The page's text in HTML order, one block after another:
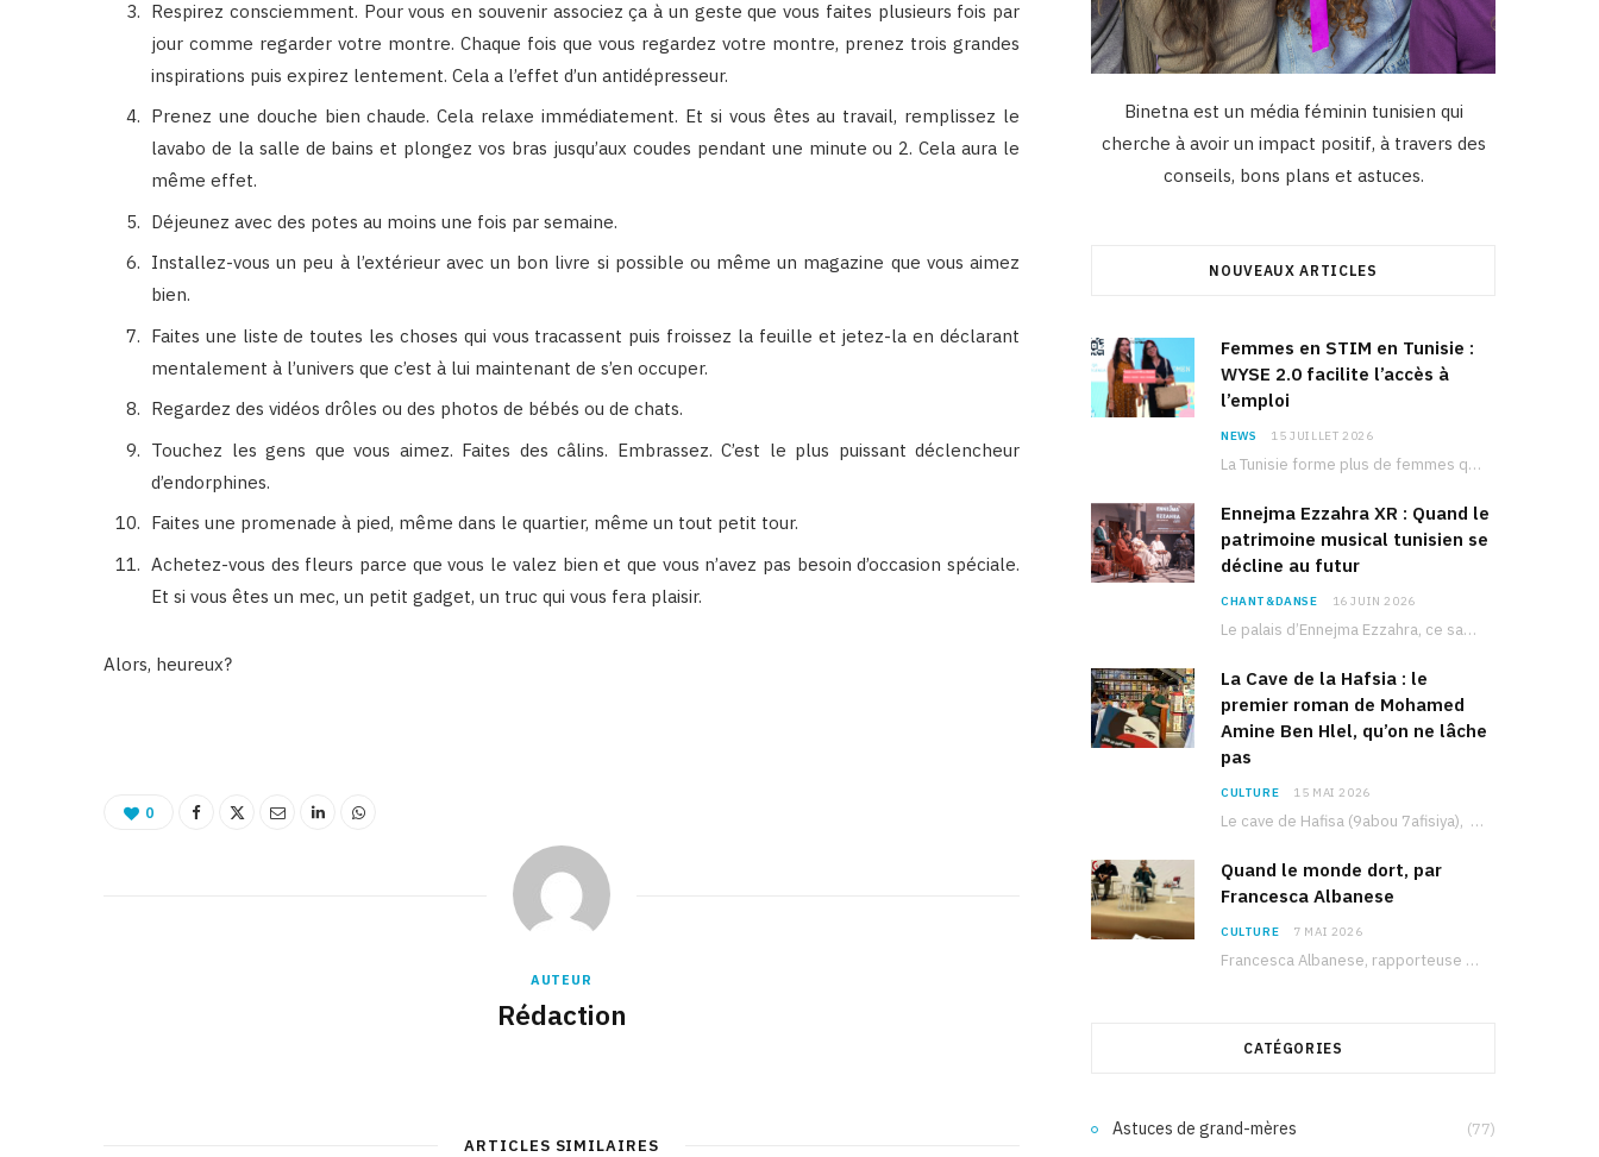
Respirez consciemment. Pour vous en souvenir associez ça à un geste que vous faites plusieurs fois par
jour comme regarder votre montre. Chaque fois que vous regardez votre montre, prenez trois grandes
inspirations puis expirez lentement. Cela a l’effet d’un antidépresseur.
Prenez une douche bien chaude. Cela relaxe immédiatement. Et si vous êtes au travail, remplissez le
lavabo de la salle de bains et plongez vos bras jusqu’aux coudes pendant une minute ou 2. Cela aura le
même effet.
Déjeunez avec des potes au moins une fois par semaine.
Installez-vous un peu à l’extérieur avec un bon livre si possible ou même un magazine que vous aimez
bien.
Faites une liste de toutes les choses qui vous tracassent puis froissez la feuille et jetez-la en déclarant
mentalement à l’univers que c’est à lui maintenant de s’en occuper.
Regardez des vidéos drôles ou des photos de bébés ou de chats.
Touchez les gens que vous aimez. Faites des câlins. Embrassez. C’est le plus puissant déclencheur
d’endorphines.
Faites une promenade à pied, même dans le quartier, même un tout petit tour.
Achetez-vous des fleurs parce que vous le valez bien et que vous n’avez pas besoin d’occasion spéciale.
Et si vous êtes un mec, un petit gadget, un truc qui vous fera plaisir.
Alors, heureux?
0
AUTEUR
Rédaction
ARTICLES SIMILAIRES
Binetna est un média féminin tunisien qui
cherche à avoir un impact positif, à travers des
conseils, bons plans et astuces.
NOUVEAUX ARTICLES
Femmes en STIM en Tunisie :
WYSE 2.0 facilite l’accès à
l’emploi
NEWS 15 JUILLET 2026
La Tunisie forme plus de femmes que d’hommes dans les filières scientifiques. Pourtant, pour beaucoup…
Ennejma Ezzahra XR : Quand le
patrimoine musical tunisien se
décline au futur
CHANT&DANSE 16 JUIN 2026
Le palais d’Ennejma Ezzahra, ce sanctuaire de la musique tunisienne et méditerranéenne construit par le…
La Cave de la Hafsia : le
premier roman de Mohamed
Amine Ben Hlel, qu’on ne lâche
pas
CULTURE 15 MAI 2026
Le cave de Hafisa (9abou 7afisiya), premier roman du journaliste tunisien Mohamed Amine Ben Hlel,…
Quand le monde dort, par
Francesca Albanese
CULTURE 7 MAI 2026
Francesca Albanese, rapporteuse spéciale de l’ONU sur les territoires palestiniens occupés, était à Tunis pour…
CATÉGORIES
Astuces de grand-mères (77)